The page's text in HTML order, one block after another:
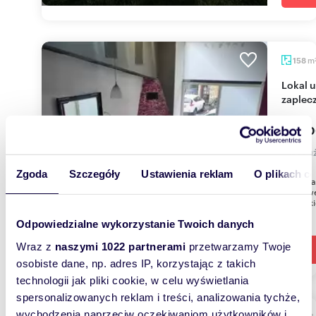
Zgoda Szczegóły Ustawienia reklam O plikach
Odpowiedzialne wykorzystanie Twoich danych
Wraz z naszymi 1022 partnerami przetwarzamy Twoje
osobiste dane, np. adres IP, korzystając z takich
technologii jak pliki cookie, w celu wyświetlania
spersonalizowanych reklam i treści, analizowania tychże,
158 m
Lokal użytkowy 143 m² z witrynami, biurami i
599
lokal